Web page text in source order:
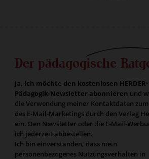
Der pädagogische
Ja, ich möchte den kostenlosen HERDER-
Pädagogik-Newsletter abonnieren und
die Verwendung meiner Kontaktdaten zum
des E-Mail-Marketings durch den Verlag
ein. Den Newsletter oder die E-Mail-
ich jederzeit abbestellen.
Ich bin einverstanden, dass mein
personenbezogenes Nutzungsverhalten in